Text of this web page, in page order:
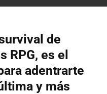
de
RPG, es el
adentrarte
y más